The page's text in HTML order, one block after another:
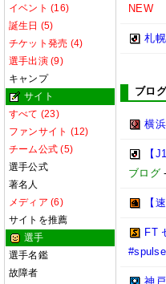
イベント (16)
誕生日 (5)
チケット発売 (4)
選手出演 (9)
キャンプ
サイト
すべて (23)
ファンサイト (12)
チーム公式 (5)
選手公式
著名人
メディア (6)
サイトを推薦
選手
選手名鑑
故障者
NEW
札
ブログ
横
【
ブログ-
【
FT
#spulse
神